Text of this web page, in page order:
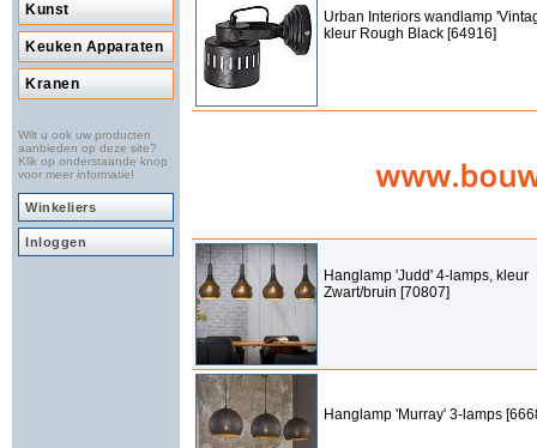
Kunst
Keuken Apparaten
Kranen
Wilt u ook uw producten
aanbieden op deze site?
Klik op onderstaande knop
voor meer informatie!
Winkeliers
Inloggen
Urban Interiors wandlamp
kleur Rough Black [64916]
Hanglamp 'Judd' 4-lamps, kleur
Zwart/bruin [70807]
Hanglamp 'Murray' 3-lamps